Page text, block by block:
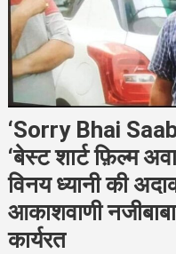
‘Sorry Bhai
‘बेस्ट शार्ट फ़िल्म
विनय ध्यानी की
आकाशवाणी
कार्यरत